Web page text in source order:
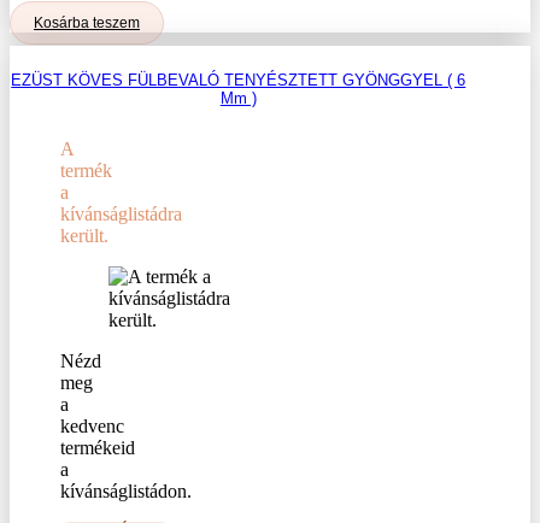
Kosárba teszem
EZÜST KÖVES FÜLBEVALÓ TENYÉSZTETT GYÖNGGYEL ( 6
Mm )
A
termék
a
kívánságlistádra
került.
Nézd
meg
a
kedvenc
termékeid
a
kívánságlistádon.